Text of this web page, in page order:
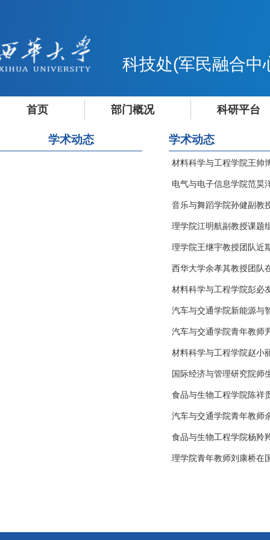
科技处(军民融合中
首页 部门概况 科研平台
学术动态 学术动态
材料科学与工程学院王帅
电气与电子信息学院范昊
音乐与舞蹈学院孙健副教
理学院江明航副教授课题
理学院王继宇教授团队近
西华大学余孝其教授团队
材料科学与工程学院彭必
汽车与交通学院新能源与
汽车与交通学院青年教师
材料科学与工程学院赵小
国际经济与管理研究院师
食品与生物工程学院陈祥
汽车与交通学院青年教师
食品与生物工程学院杨羚
理学院青年教师刘康桥在